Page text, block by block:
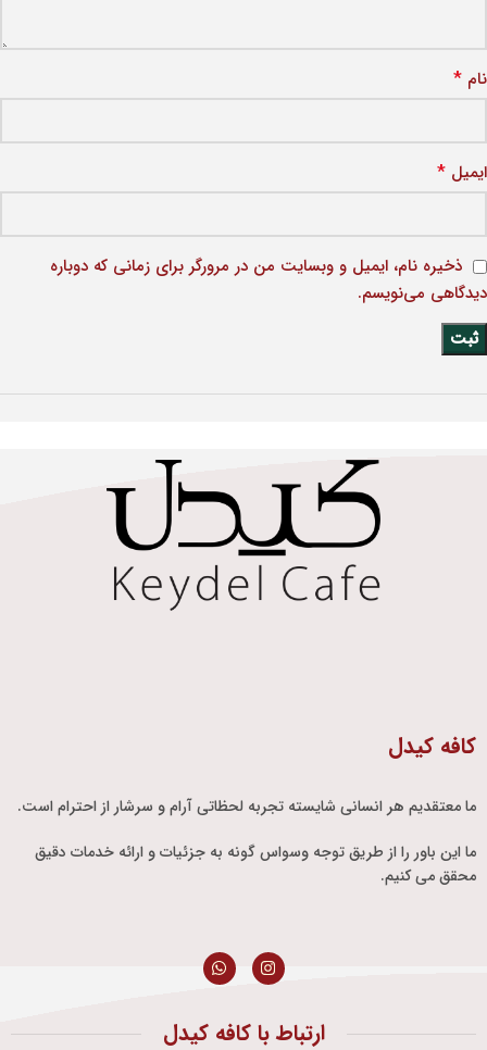
نام *
ایمیل *
ذخیره نام، ایمیل و وبسایت من در مرورگر برای زمانی که دوباره
دیدگاهی می‌نویسم.
کافه کیدل
ما معتقدیم هر انسانی شایسته تجربه لحظاتی آرام و سرشار از احترام است.
ما این باور را از طریق توجه وسواس گونه به جزئیات و ارائه خدمات دقیق
محقق می کنیم.
ارتباط با کافه کیدل